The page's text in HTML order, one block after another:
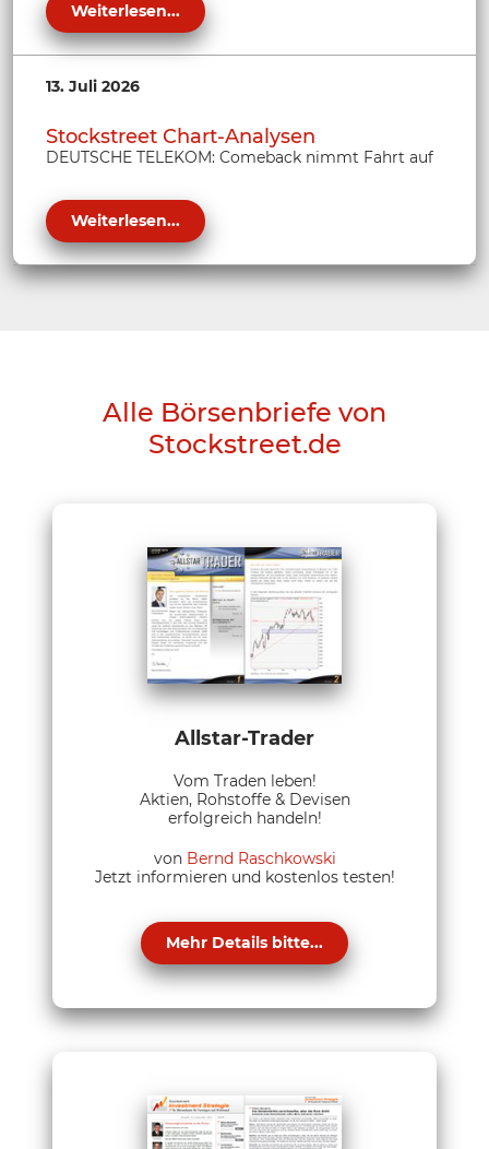
Weiterlesen...
13. Juli 2026
Stockstreet Chart-Analysen
DEUTSCHE TELEKOM: Comeback nimmt Fahrt auf
Weiterlesen...
Alle Börsenbriefe von
Stockstreet.de
Allstar-Trader
Vom Traden leben!
Aktien, Rohstoffe & Devisen
erfolgreich handeln!
von Bernd Raschkowski
Jetzt informieren und kostenlos testen!
Mehr Details bitte...